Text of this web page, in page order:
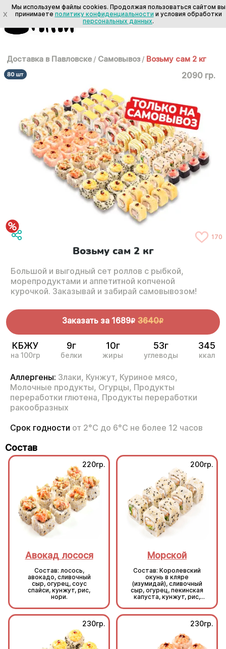
Доставка в Павловске / Самовывоз / Возьму сам 2 кг
2090 гр.
170
Возьму сам 2 кг
Большой и выгодный сет роллов с рыбкой,
морепродуктами и аппетитной копченой
курочкой. Заказывай и забирай самовывозом!
Заказать за 1689R 3640R
КБЖУ
на 100гр
9г
белки
10г
жиры
53г
углеводы
345
ккал
Аллергены: Злаки, Кунжут, Куриное мясо,
Молочные продукты, Огурцы, Продукты
переработки глютена, Продукты переработки
ракообразных
Срок годности от 2°С до 6°С не более 12 часов
Состав
220гр.
Авокад лосося
Состав: лосось,
авокадо, сливочный
сыр, огурец, соус
спайси, кунжут, рис,
нори.
200гр.
Морской
Состав: Королевский
окунь в кляре
(изумидай), сливочный
сыр, огурец, пекинская
капуста, кунжут, рис,
230гр. 230гр.
X
Мы используем файлы cookies. Продолжая пользоваться сайтом вы
принимаете политику конфиденциальности и условия обработки
персональных данных.